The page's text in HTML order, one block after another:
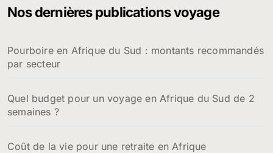
Nos dernières publications voyage
Pourboire en Afrique du Sud : montants recommandés
par secteur
Quel budget pour un voyage en Afrique du Sud de 2
semaines ?
Coût de la vie pour une retraite en Afrique